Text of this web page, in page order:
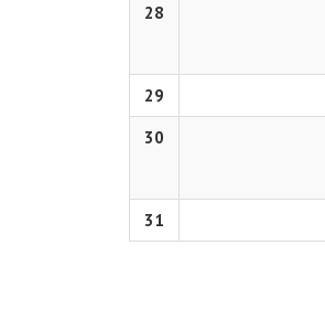
28
29
30
31